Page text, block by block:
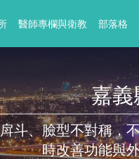
醫師專欄與衛教 部落格
嘉義
斗、臉型不對稱，
時改善功能與